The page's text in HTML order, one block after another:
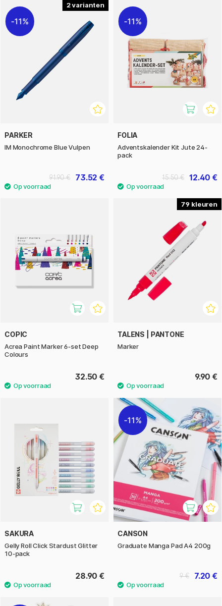
2
11%
PARKER
IM Monochrome Blue Vulpen
73.52 €
91.90 €
11%
FOLIA
Adventskalender Kit Jute 24-
pack
12.40 €
15.50 €
COPIC
Acrea Paint Marker 6-set Deep
Colours
32.50 €
79
TALENS | PANTONE
Marker
9.90 €
SAKURA
Gelly Roll Click Stardust Glitter
10-pack
28.90 €
11%
CANSON
Graduate Manga Pad A4 200g
7.20 €
9 €